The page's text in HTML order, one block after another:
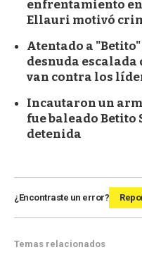
enfrentamiento
Ellauri motivó
Atentado a "Betito"
desnuda
van contra los
Incautaron un
fue baleado Betito
detenida
¿Encontraste un error?
Temas relacionados